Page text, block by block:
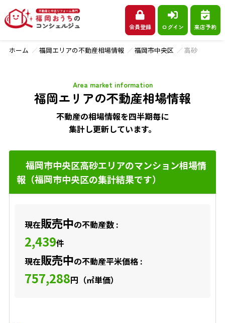
会員登録 ログイン 来店予約
ホーム 福岡エリアの不動産相場情報 福岡市中央区 高砂
福岡エリアの不動産相場情報
Area market information
不動産の相場情報を四半期毎に
集計し更新しています。
福岡市中央区高砂エリアのマンション相場情
報（福岡市中央区の集計結果です）
現在販売中の不動産数 :
2,439件
現在販売中の不動産平米価格 :
757,288円（㎡単価）